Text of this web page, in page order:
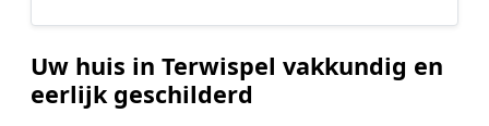
Uw huis in Terwispel vakkundig en
eerlijk geschilderd